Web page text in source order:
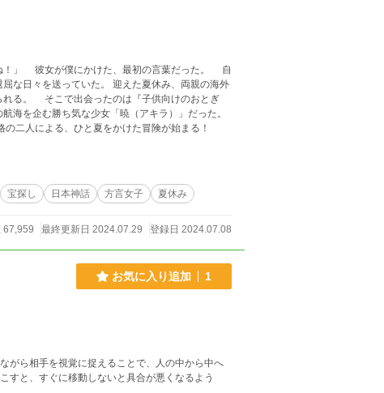
」 彼女が僕にかけた、最初の言葉だった。 自
な日々を送っていた。 迎えた夏休み、両親の海外
のおとぎ
海を企む勝ち気な少女「暁（アキラ）」だった。
少年と変わり者の少女。 真逆な性格の二人による、ひと夏をかけた冒険が始まる！
宝探し 日本神話 方言女子 夏休み
67,959 最終更新日 2024.07.29 登録日 2024.07.08
お気に入り追加 1
がら相手を視覚に捉えることで、人の中から中へ
すと、すぐに移動しないと具合が悪くなるよう